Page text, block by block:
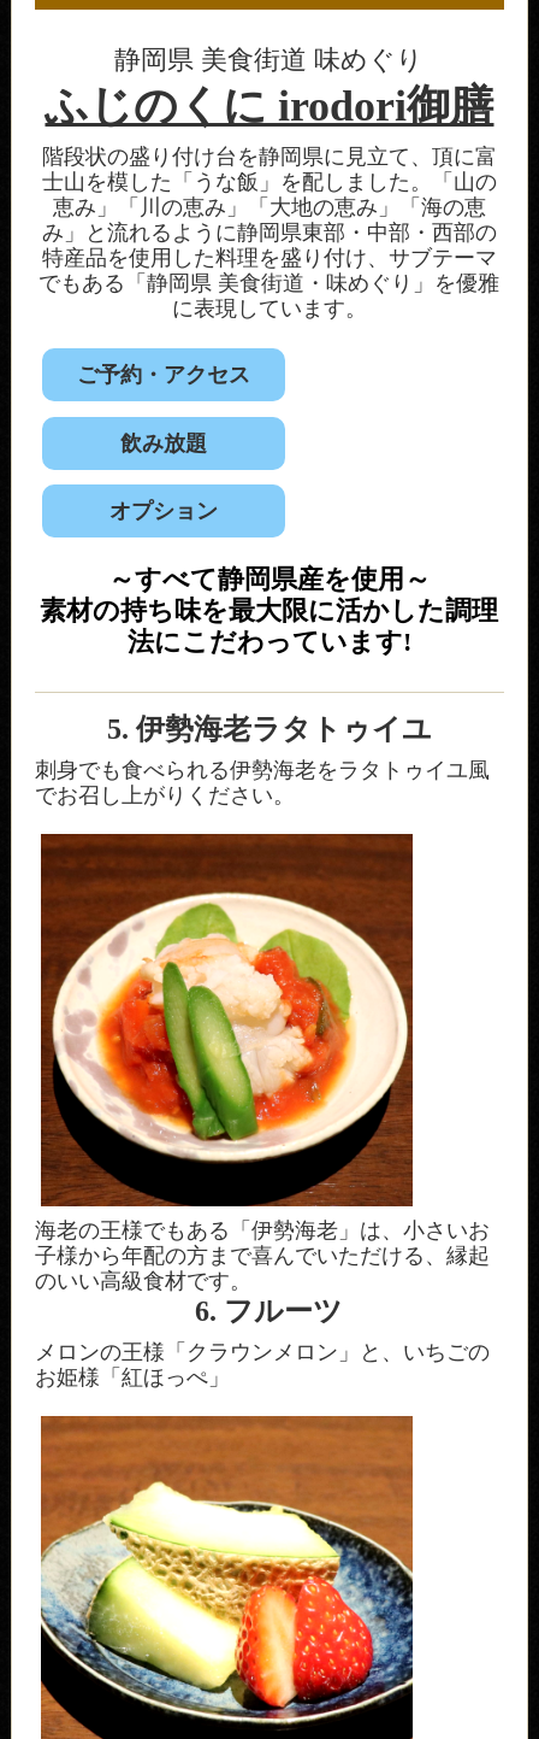
静岡県 美食街道 味めぐり
ふじのくに irodori御膳
階段状の盛り付け台を静岡県に見立て、頂に富
士山を模した「うな飯」を配しました。「山の
恵み」「川の恵み」「大地の恵み」「海の恵
み」と流れるように静岡県東部・中部・西部の
特産品を使用した料理を盛り付け、サブテーマ
でもある「静岡県 美食街道・味めぐり」を優雅
に表現しています。
ご予約・アクセス
飲み放題
オプション
～すべて静岡県産を使用～
素材の持ち味を最大限に活かした調理
法にこだわっています!
5. 伊勢海老ラタトゥイユ
刺身でも食べられる伊勢海老をラタトゥイユ風
でお召し上がりください。
海老の王様でもある「伊勢海老」は、小さいお
子様から年配の方まで喜んでいただける、縁起
のいい高級食材です。
6. フルーツ
メロンの王様「クラウンメロン」と、いちごの
お姫様「紅ほっぺ」